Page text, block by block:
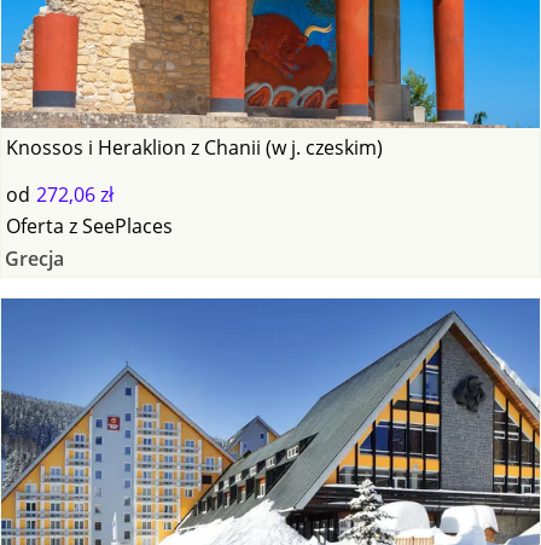
Knossos i Heraklion z Chanii (w j. czeskim)
od 272,06 zł
Oferta zSeePlaces
Grecja